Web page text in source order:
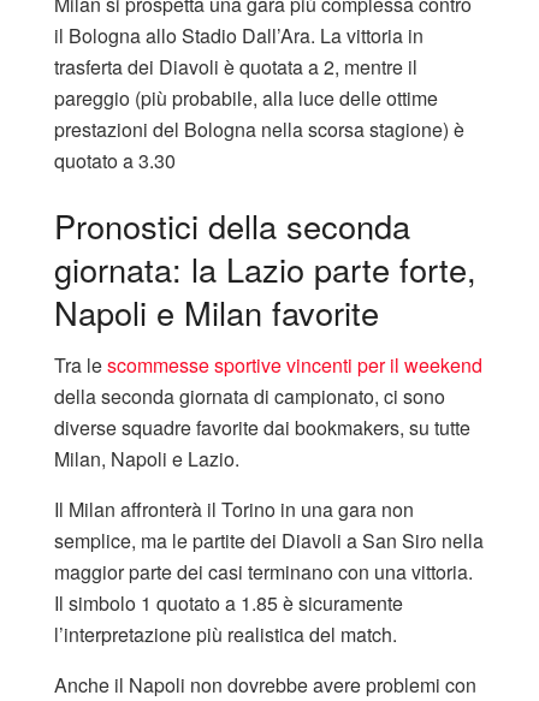
il Bologna allo Stadio Dall’Ara. La vittoria in
trasferta dei Diavoli è quotata a 2, mentre il
pareggio (più probabile, alla luce delle ottime
prestazioni del Bologna nella scorsa stagione) è
quotato a 3.30
Pronostici della seconda
giornata: la Lazio parte forte,
Napoli e Milan favorite
Tra lescommesse sportive vincenti per il weekend
della seconda giornata di campionato, ci sono
diverse squadre favorite dai bookmakers, su tutte
Milan, Napoli e Lazio.
Il Milan affronterà il Torino in una gara non
semplice, ma le partite dei Diavoli a San Siro nella
maggior parte dei casi terminano con una vittoria.
Il simbolo 1 quotato a 1.85 è sicuramente
l’interpretazione più realistica del match.
Anche il Napoli non dovrebbe avere problemi con